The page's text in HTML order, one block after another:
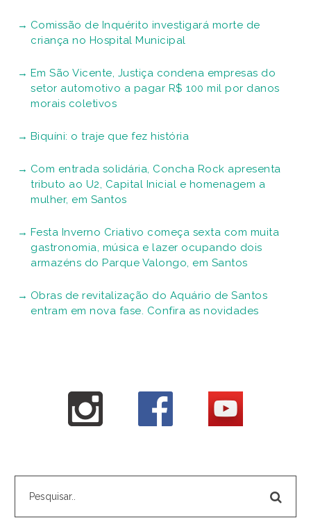
Comissão de Inquérito investigará morte de
criança no Hospital Municipal
Em São Vicente, Justiça condena empresas do
setor automotivo a pagar R$ 100 mil por danos
morais coletivos
Biquíni: o traje que fez história
Com entrada solidária, Concha Rock apresenta
tributo ao U2, Capital Inicial e homenagem a
mulher, em Santos
Festa Inverno Criativo começa sexta com muita
gastronomia, música e lazer ocupando dois
armazéns do Parque Valongo, em Santos
Obras de revitalização do Aquário de Santos
entram em nova fase. Confira as novidades